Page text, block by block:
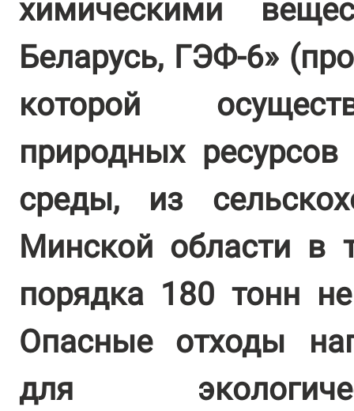
химическими
Беларусь, ГЭФ-6»
которой
природных
среды, из
Минской области в
порядка 180 тонн
Опасные отходы
для